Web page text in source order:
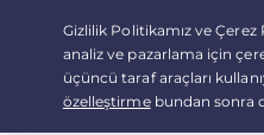
Your choice:The Best Dealfor
/